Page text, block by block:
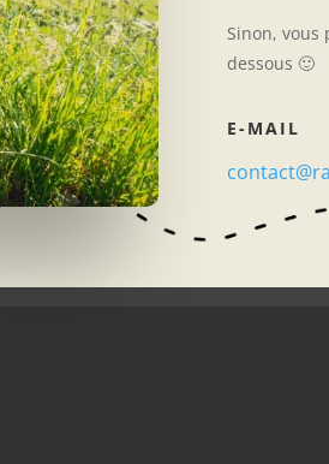
Sinon, vous
dessous 🙂
E-MAIL